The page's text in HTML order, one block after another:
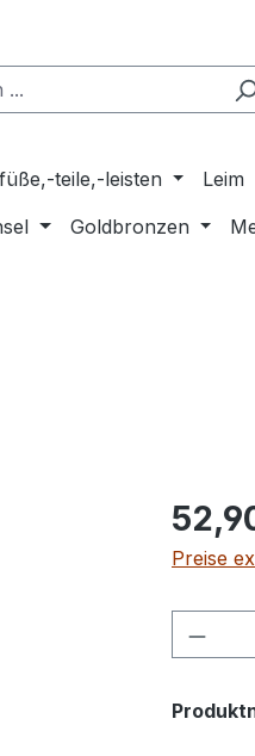
teile,-leisten Leim
Goldbronzen
Preise